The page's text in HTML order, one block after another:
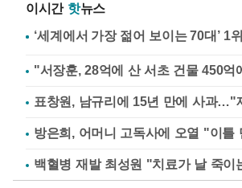
이시간 핫뉴스
"서장훈, 28억에 산 서초 건물 450억
표창원, 남규리에 15년 만에 사과…"
방은희, 어머니 고독사에 오열 "이틀
백혈병 재발 최성원 "치료가 날 죽이